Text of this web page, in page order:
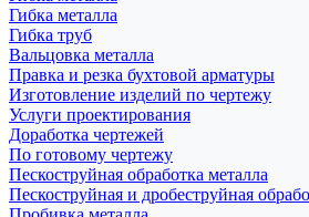
Гибка металла
Гибка труб
Вальцовка металла
Правка и резка бухтовой арматуры
Изготовление изделий по чертежу
Услуги проектирования
Доработка чертежей
По готовому чертежу
Пескоструйная обработка металла
Пескоструйная и дробеструйная